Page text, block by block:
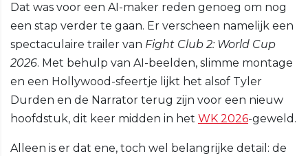
Dat was voor een AI-maker reden genoeg om nog
een stap verder te gaan. Er verscheen namelijk een
spectaculaire trailer van Fight Club 2: World Cup
2026. Met behulp van AI-beelden, slimme montage
en een Hollywood-sfeertje lijkt het alsof Tyler
Durden en de Narrator terug zijn voor een nieuw
hoofdstuk, dit keer midden in het WK 2026-geweld.
Alleen is er dat ene, toch wel belangrijke detail: de